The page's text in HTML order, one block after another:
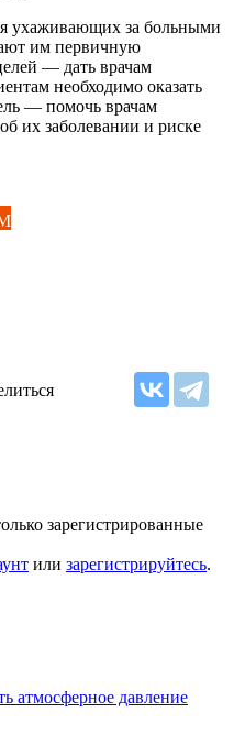
ухаживающих за больными
им первичную
— дать врачам
необходимо оказать
— помочь врачам
их заболевании и риске
зарегистрированные
или зарегистрируйтесь.
атмосферное давление